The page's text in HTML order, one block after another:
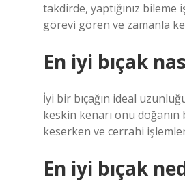
takdirde, yaptığınız bileme
görevi gören ve zamanla
En iyi bıçak
İyi bir bıçağın ideal
keskin kenarı onu
keserken ve cerrahi
En iyi bıçak